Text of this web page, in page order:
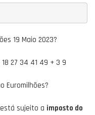
19 Maio 2023?
27 34 41 49 + 3 9
Euromilhões?
sujeito a imposto do